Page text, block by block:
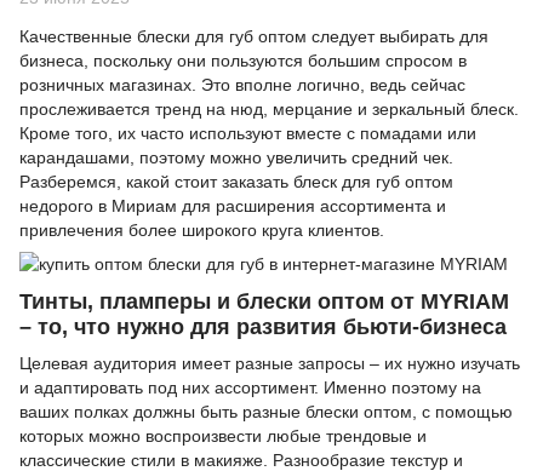
Качественные блески для губ оптом следует выбирать для
бизнеса, поскольку они пользуются большим спросом в
розничных магазинах. Это вполне логично, ведь сейчас
прослеживается тренд на нюд, мерцание и зеркальный блеск.
Кроме того, их часто используют вместе с помадами или
карандашами, поэтому можно увеличить средний чек.
Разберемся, какой стоит заказать блеск для губ оптом
недорого в Мириам для расширения ассортимента и
привлечения более широкого круга клиентов.
Тинты, пламперы и блески оптом от MYRIAM
– то, что нужно для развития бьюти-бизнеса
Целевая аудитория имеет разные запросы – их нужно изучать
и адаптировать под них ассортимент. Именно поэтому на
ваших полках должны быть разные блески оптом, с помощью
которых можно воспроизвести любые трендовые и
классические стили в макияже. Разнообразие текстур и